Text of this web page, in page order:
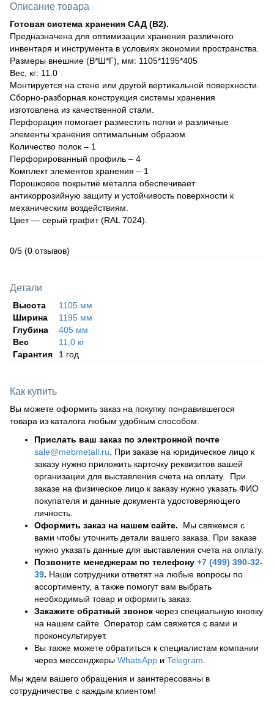
Описание товара
Готовая система хранения САД (В2).
Предназначена для оптимизации хранения различного
инвентаря и инструмента в условиях экономии пространства.
Размеры внешние (В*Ш*Г), мм: 1105*1195*405
Вес, кг: 11.0
Монтируется на стене или другой вертикальной поверхности.
Сборно-разборная конструкция системы хранения
изготовлена из качественной стали.
Перфорация помогает разместить полки и различные
элементы хранения оптимальным образом.
Количество полок – 1
Перфорированный профиль – 4
Комплект элементов хранения – 1
Порошковое покрытие металла обеспечивает
антикоррозийную защиту и устойчивость поверхности к
механическим воздействиям.
Цвет — серый графит (RAL 7024).
0/5 (0 отзывов)
Детали
Высота
1105 мм
Ширина
1195 мм
Глубина
405 мм
Вес
11,0 кг
Гарантия
1 год
Как купить
Вы можете оформить заказ на покупку понравившегося
товара из каталога любым удобным способом.
Прислать ваш заказ по электронной почте
sale@mebmetall.ru . При заказе на юридическое лицо к
заказу нужно приложить карточку реквизитов вашей
организации для выставления счета на оплату. При
заказе на физическое лицо к заказу нужно указать ФИО
покупателя и данные документа удостоверяющего
личность.
Оформить заказ на нашем сайте. Мы свяжемся с
вами чтобы уточнить детали вашего заказа. При заказе
нужно указать данные для выставления счета на оплату.
Позвоните менеджерам по телефону +7 (499) 390-32-
39. Наши сотрудники ответят на любые вопросы по
ассортименту, а также помогут вам выбрать
необходимый товар и оформить заказ.
Закажите обратный звонок через специальную кнопку
на нашем сайте. Оператор сам свяжется с вами и
проконсультирует.
Вы также можете обратиться к специалистам компании
через мессенджеры WhatsApp и Telegram
Мы ждем вашего обращения и заинтересованы в
сотрудничестве с каждым клиентом!